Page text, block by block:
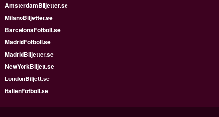
AmsterdamBiljetter.se
MilanoBiljetter.se
BarcelonaFotboll.se
MadridFotboll.se
MadridBiljetter.se
NewYorkBiljett.se
LondonBiljett.se
ItalienFotboll.se